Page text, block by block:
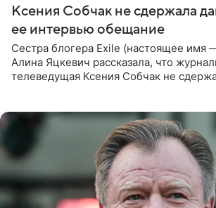
Ксения Собчак не сдержала
ее интервью обещание
Сестра блогера Exile (настоящее имя
Алина Яцкевич рассказала, что
телеведущая Ксения Собчак не